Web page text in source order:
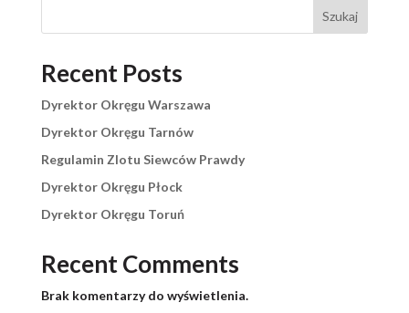
Szukaj
Recent Posts
Dyrektor Okręgu Warszawa
Dyrektor Okręgu Tarnów
Regulamin Zlotu Siewców Prawdy
Dyrektor Okręgu Płock
Dyrektor Okręgu Toruń
Recent Comments
Brak komentarzy do wyświetlenia.